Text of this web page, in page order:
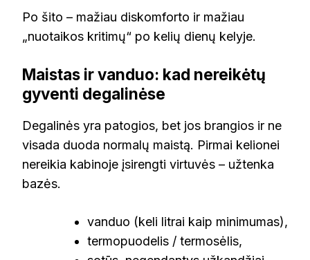
Po šito – mažiau diskomforto ir mažiau
„nuotaikos kritimų“ po kelių dienų kelyje.
Maistas ir vanduo: kad nereikėtų
gyventi degalinėse
Degalinės yra patogios, bet jos brangios ir ne
visada duoda normalų maistą. Pirmai kelionei
nereikia kabinoje įsirengti virtuvės – užtenka
bazės.
vanduo (keli litrai kaip minimumas),
termopuodelis / termosėlis,